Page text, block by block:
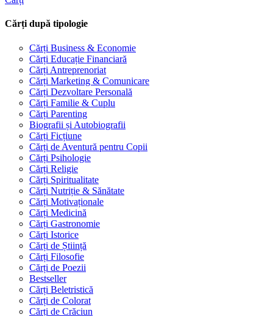
Cărți după tipologie
Cărți Business & Economie
Cărți Educație Financiară
Cărți Antreprenoriat
Cărți Marketing & Comunicare
Cărți Dezvoltare Personală
Cărți Familie & Cuplu
Cărți Parenting
Biografii și Autobiografii
Cărți Ficțiune
Cărți de Aventură pentru Copii
Cărți Psihologie
Cărți Religie
Cărți Spiritualitate
Cărți Nutriție & Sănătate
Cărți Motivaționale
Cărți Medicină
Cărți Gastronomie
Cărți Istorice
Cărți de Știință
Cărți Filosofie
Cărți de Poezii
Bestseller
Cărți Beletristică
Cărți de Colorat
Cărți de Crăciun